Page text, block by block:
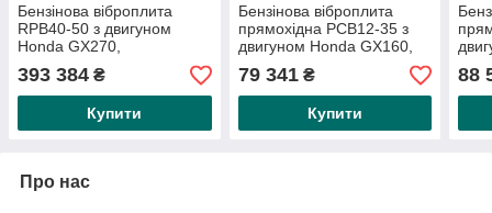
Бензінова віброплита
RPB40-50 з двигуном
Honda GX270,
відцентрова сила 40 кН
393 384 ₴
Купити
Бензінова віброплита
прямохідна PCB12-35 з
двигуном Honda GX160,
відцентрова сила 12 кН
79 341₴
Купити
88
Про нас